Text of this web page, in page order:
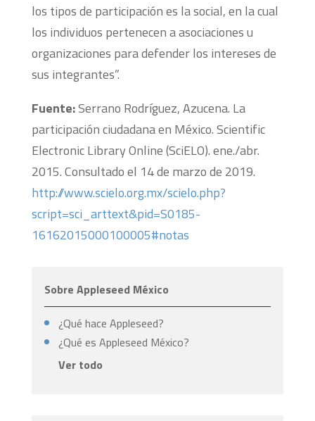
los tipos de participación es la social, en la cual
los individuos pertenecen a asociaciones u
organizaciones para defender los intereses de
sus integrantes”.
Fuente:Serrano Rodríguez, Azucena. La
participación ciudadana en México. Scientific
Electronic Library Online (SciELO). ene./abr.
2015. Consultado el 14 de marzo de 2019.
http://www.scielo.org.mx/scielo.php?
script=sci_arttext&pid=S0185-
16162015000100005#notas
Sobre Appleseed México
¿Qué hace Appleseed?
¿Qué es Appleseed México?
Ver todo